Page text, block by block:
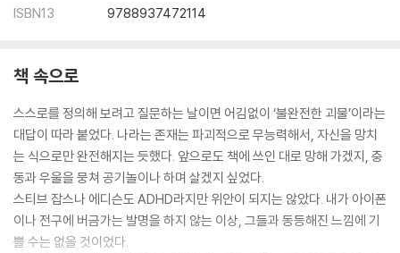
ISBN13
9788937472114
책 속으로
스스로를 정의해 보려고 질문하는 날이면 어김없이 ‘불완전한 괴물’이라는
대답이 따라 붙었다. 나라는 존재는 파괴적으로 무능력해서, 자신을 망치
는 식으로만 완전해지는 듯했다. 앞으로도 책에 쓰인 대로 망해 가겠지, 충
동과 우울을 뭉쳐 공기놀이나 하며 살겠지 싶었다.
스티브 잡스나 에디슨도 ADHD라지만 위안이 되지는 않았다. 내가 아이폰
이나 전구에 버금가는 발명을 하지 않는 이상, 그들과 동등해진 느낌에 기
쁠 수는 없을 것이었다.